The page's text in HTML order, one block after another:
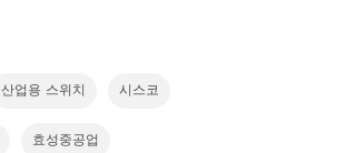
산업용 스위치 시스코
효성중공업